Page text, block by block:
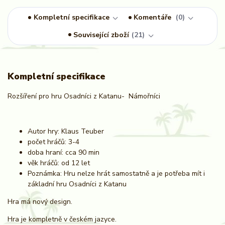
Kompletní specifikace Komentáře
0
Související zboží 21
Kompletní specifikace
Rozšíření pro hru Osadníci z Katanu- Námořníci
Autor hry: Klaus Teuber
počet hráčů: 3-4
doba hraní: cca 90 min
věk hráčů: od 12 let
Poznámka: Hru nelze hrát samostatně a je potřeba mít i
základní hru Osadníci z Katanu
Hra má nový design.
Hra je kompletně v českém jazyce.